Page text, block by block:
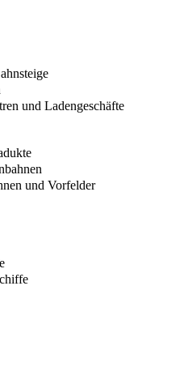
und Ladengeschäfte
und Vorfelder